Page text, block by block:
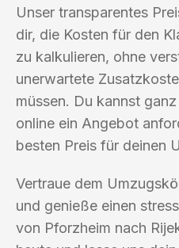
Unser transparentes
dir, die Kosten für den
zu kalkulieren, ohne
unerwartete
müssen. Du kannst
online ein Angebot
besten Preis für deinen
Vertraue dem
und genieße einen
von Pforzheim nach